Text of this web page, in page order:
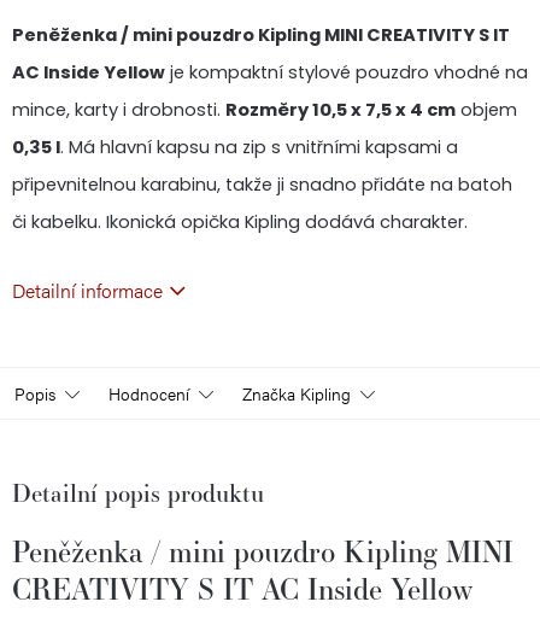
Peněženka / mini pouzdro Kipling MINI CREATIVITY S IT
AC Inside Yellow je kompaktní stylové pouzdro vhodné na
mince, karty i drobnosti. Rozměry 10,5 x 7,5 x 4 cm objem
0,35 l. Má hlavní kapsu na zip s vnitřními kapsami a
připevnitelnou karabinu, takže ji snadno přidáte na batoh
či kabelku. Ikonická opička Kipling dodává charakter.
Detailní informace
Popis Hodnocení Značka Kipling
Detailní popis produktu
Peněženka / mini pouzdro Kipling MINI
CREATIVITY S IT AC Inside Yellow